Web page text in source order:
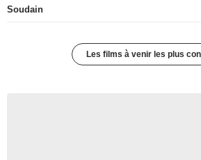
Soudain
Les films à venir les plus